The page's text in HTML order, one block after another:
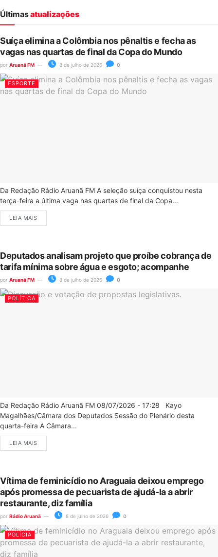
Últimasatualizações
Suíça elimina a Colômbia nos pênaltis e fecha as
vagas nas quartas de final da Copa do Mundo
por Aruanã FM 8 de julho de 2026 0
ESPORTE
Da Redação Rádio Aruanã FM A seleção suíça conquistou nesta
terça-feira a última vaga nas quartas de final da Copa...
LEIA MAIS
Deputados analisam projeto que proíbe cobrança de
tarifa mínima sobre água e esgoto; acompanhe
por Aruanã FM 8 de julho de 2026 0
POLÍTICA
Da Redação Rádio Aruanã FM 08/07/2026 - 17:28 Kayo
Magalhães/Câmara dos Deputados Sessão do Plenário desta
quarta-feira A Câmara...
LEIA MAIS
Vítima de feminicídio no Araguaia deixou emprego
após promessa de pecuarista de ajudá-la a abrir
restaurante, diz família
por Rádio Aruanã 8 de julho de 2026 0
POLÍCIA